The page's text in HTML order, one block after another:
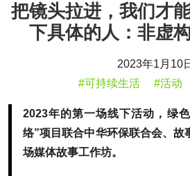
把镜头拉进，我们才
下具体的人：非虚
2023年1月10
#可持续生活
#活动
2023年的第一场线下活动，绿
络”项目联合中华环保联合会、故
场媒体故事工作坊。